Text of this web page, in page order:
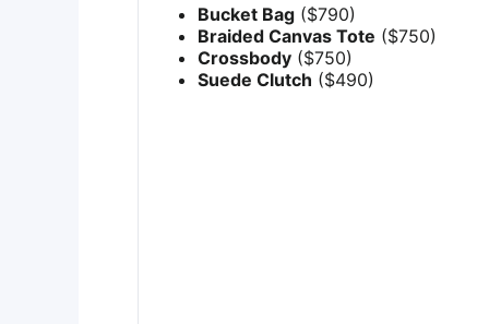
Bucket Bag($790)
Braided Canvas Tote ($750)
Crossbody($750)
Suede Clutch ($490)